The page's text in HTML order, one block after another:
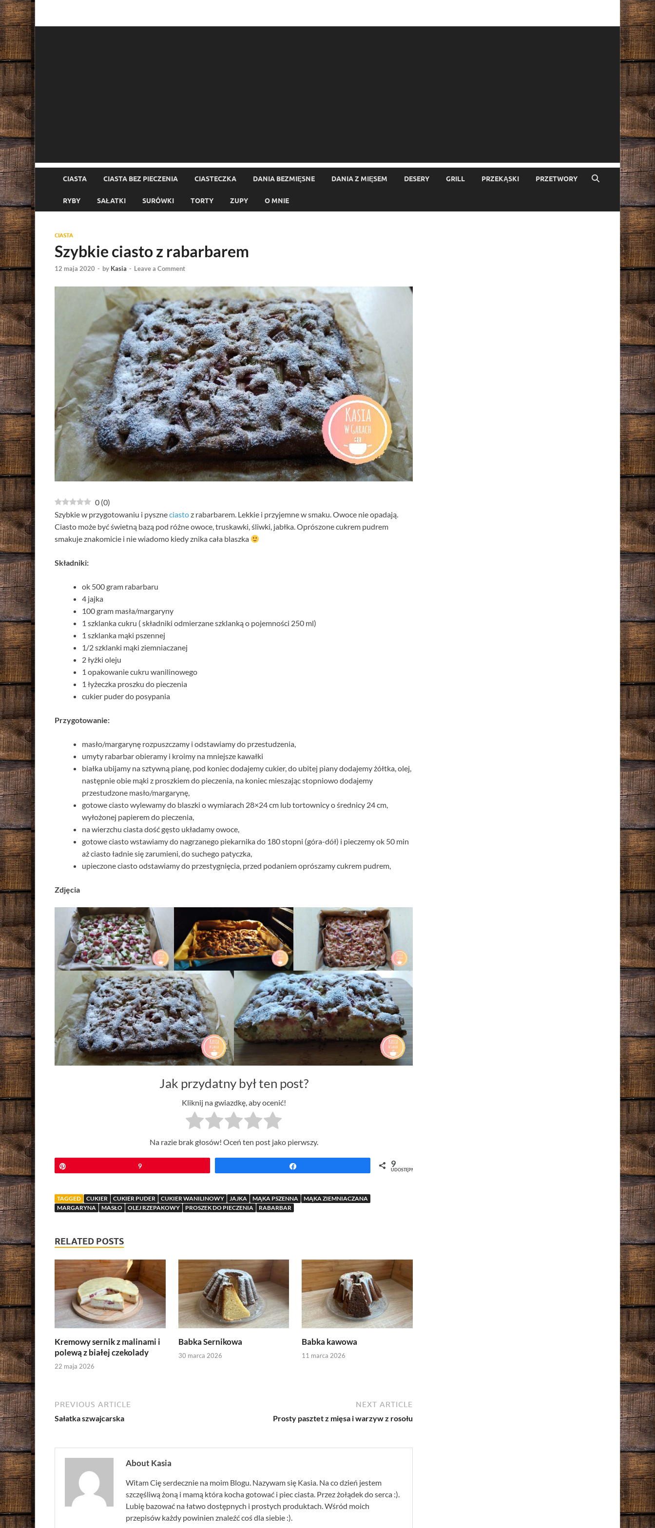
CIASTA CIASTA BEZ PIECZENIA CIASTECZKA DANIA BEZMIĘSNE DANIA Z MIĘSEM DESERY GRILL PRZEKĄSKI PRZETWORY
RYBY SAŁATKI SURÓWKI TORTY ZUPY O MNIE
CIASTA
Szybkie ciasto z rabarbarem
12 maja 2020 - by Kasia - Leave a Comment
0 (0)
Szybkie w przygotowaniu i pyszneciastoz rabarbarem. Lekkie i przyjemne w smaku. Owoce nie opadają.
Ciasto może być świetną bazą pod różne owoce, truskawki, śliwki, jabłka. Oprószone cukrem pudrem
smakuje znakomicie i nie wiadomo kiedy znika cała blaszka
Składniki:
ok 500 gram rabarbaru
4 jajka
100 gram masła/margaryny
1 szklanka cukru ( składniki odmierzane szklanką o pojemności 250 ml)
1 szklanka mąki pszennej
1/2 szklanki mąki ziemniaczanej
2 łyżki oleju
1 opakowanie cukru wanilinowego
1 łyżeczka proszku do pieczenia
cukier puder do posypania
Przygotowanie:
masło/margarynę rozpuszczamy i odstawiamy do przestudzenia,
umyty rabarbar obieramy i kroimy na mniejsze kawałki
białka ubijamy na sztywną pianę, pod koniec dodajemy cukier, do ubitej piany dodajemy żółtka, olej,
następnie obie mąki z proszkiem do pieczenia, na koniec mieszając stopniowo dodajemy
przestudzone masło/margarynę,
gotowe ciasto wylewamy do blaszki o wymiarach 28×24 cm lub tortownicy o średnicy 24 cm,
wyłożonej papierem do pieczenia,
na wierzchu ciasta dość gęsto układamy owoce,
gotowe ciasto wstawiamy do nagrzanego piekarnika do 180 stopni (góra-dół) i pieczemy ok 50 min
aż ciasto ładnie się zarumieni, do suchego patyczka,
upieczone ciasto odstawiamy do przestygnięcia, przed podaniem oprószamy cukrem pudrem,
Zdjęcia
Jak przydatny był ten post?
Kliknij na gwiazdkę, aby ocenić!
Na razie brak głosów! Oceń ten post jako pierwszy.
9 9
UDOSTĘPNIEŃ
TAGGED CUKIER CUKIER PUDER CUKIER WANILINOWY JAJKA MĄKA PSZENNA
MĄKA ZIEMNIACZANA
MARGARYNA
MASŁO OLEJ RZEPAKOWY PROSZEK DO PIECZENIA RABARBAR
RELATED POSTS
Kremowy sernik z malinami i
polewą z białej czekolady
22 maja 2026
Babka Sernikowa
30 marca 2026
Babka kawowa
11 marca 2026
PREVIOUS ARTICLE
Sałatka szwajcarska
NEXT ARTICLE
Prosty pasztet z mięsa i warzyw z rosołu
About Kasia
Witam Cię serdecznie na moim Blogu. Nazywam się Kasia. Na co dzień jestem
szczęśliwą żoną i mamą która kocha gotować i piec ciasta. Przez żołądek do serca :).
Lubię bazować na łatwo dostępnych i prostych produktach. Wśród moich
przepisów każdy powinien znaleźć coś dla siebie :).